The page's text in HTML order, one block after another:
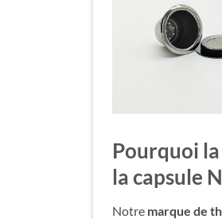
Pourquoi la
la capsule
Notre marque de